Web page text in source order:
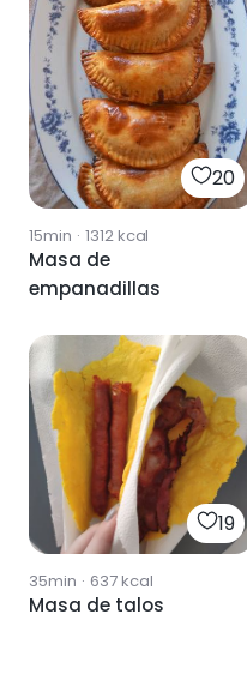
20
15min · 1312kcal
Masa de
empanadillas
19
35min · 637kcal
Masa de talos